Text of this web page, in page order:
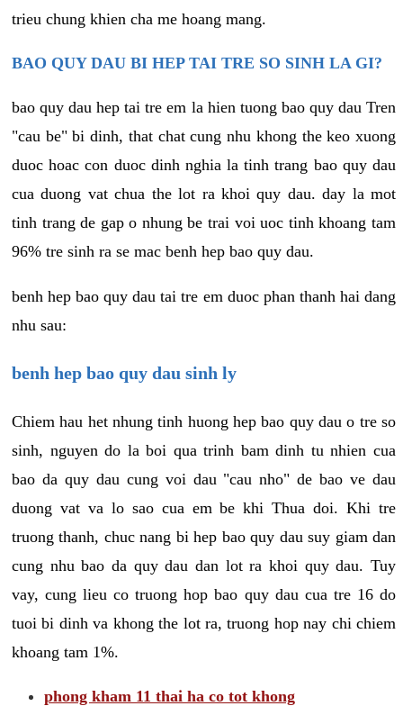
trieu chung khien cha me hoang mang.
BAO QUY DAU BI HEP TAI TRE SO SINH LA GI?
bao quy dau hep tai tre em la hien tuong bao quy dau Tren
"cau be" bi dinh, that chat cung nhu khong the keo xuong
duoc hoac con duoc dinh nghia la tinh trang bao quy dau
cua duong vat chua the lot ra khoi quy dau. day la mot
tinh trang de gap o nhung be trai voi uoc tinh khoang tam
96% tre sinh ra se mac benh hep bao quy dau.
benh hep bao quy dau tai tre em duoc phan thanh hai dang
nhu sau:
benh hep bao quy dau sinh ly
Chiem hau het nhung tinh huong hep bao quy dau o tre so
sinh, nguyen do la boi qua trinh bam dinh tu nhien cua
bao da quy dau cung voi dau "cau nho" de bao ve dau
duong vat va lo sao cua em be khi Thua doi. Khi tre
truong thanh, chuc nang bi hep bao quy dau suy giam dan
cung nhu bao da quy dau dan lot ra khoi quy dau. Tuy
vay, cung lieu co truong hop bao quy dau cua tre 16 do
tuoi bi dinh va khong the lot ra, truong hop nay chi chiem
khoang tam 1%.
phong kham 11 thai ha co tot khong